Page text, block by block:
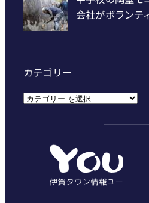
カテゴリー
カ